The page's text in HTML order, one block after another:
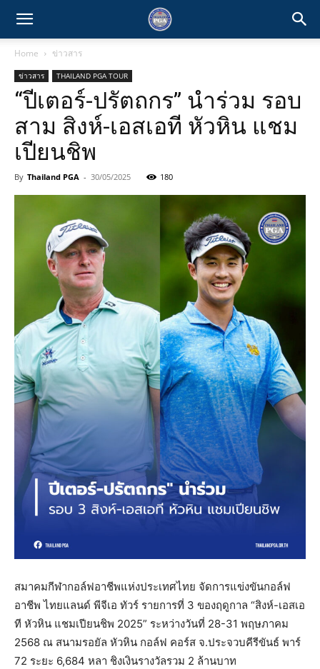
Home ข่าวสาร
ข่าวสาร THAILAND PGA TOUR
“ปีเตอร์-ปรัตถกร” นำร่วม รอบ
สาม สิงห์-เอสเอที หัวหิน แชม
เปียนชิพ
By Thailand PGA - 30/05/2025 180
สมาคมกีฬากอล์ฟอาชีพแห่งประเทศไทย จัดการแข่งขันกอล์ฟ
อาชีพ ไทยแลนด์ พีจีเอ ทัวร์ รายการที่ 3 ของฤดูกาล “สิงห์-เอสเอ
ที หัวหิน แชมเปียนชิพ 2025” ระหว่างวันที่ 28-31 พฤษภาคม
2568 ณ สนามรอยัล หัวหิน กอล์ฟ คอร์ส จ.ประจวบคีรีขันธ์ พาร์
72 ระยะ 6,684 หลา ชิงเงินรางวัลรวม 2 ล้านบาท